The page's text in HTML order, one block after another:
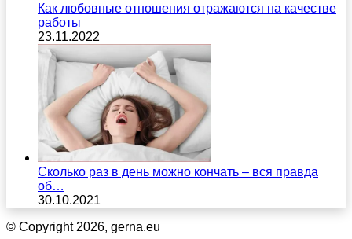
Как любовные отношения отражаются на качестве
работы
23.11.2022
Сколько раз в день можно кончать – вся правда
об…
30.10.2021
© Copyright 2026, gerna.eu